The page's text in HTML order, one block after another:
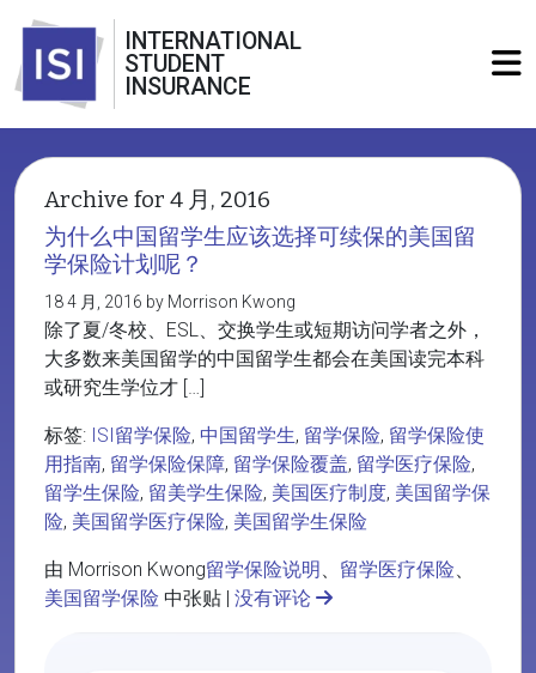
INTERNATIONAL
STUDENT
INSURANCE
Archive for 4 月, 2016
为什么中国留学生应该选择可续保的美国留
学保险计划呢？
18 4 月, 2016 by Morrison Kwong
除了夏/冬校、ESL、交换学生或短期访问学者之外，
大多数来美国留学的中国留学生都会在美国读完本科
或研究生学位才 […]
标签: ISI留学保险, 中国留学生, 留学保险, 留学保险使
用指南, 留学保险保障, 留学保险覆盖, 留学医疗保险,
留学生保险, 留美学生保险, 美国医疗制度, 美国留学保
险, 美国留学医疗保险, 美国留学生保险
由 Morrison Kwong留学保险说明、 留学医疗保险、
美国留学保险 中张贴 | 没有评论